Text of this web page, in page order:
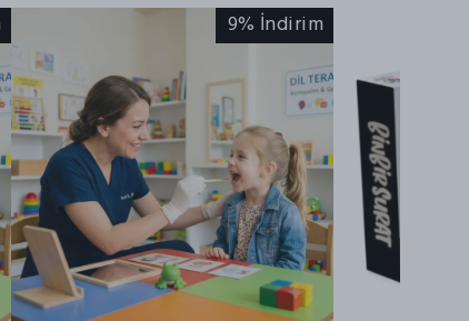
9% İndirim